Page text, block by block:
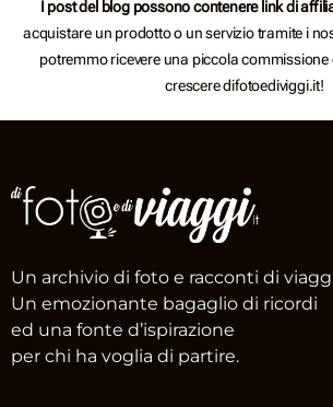
I post del blog possono contenere link di
acquistare un prodotto o un servizio tramite i
potremmo ricevere una piccola commissione
crescere difotoediviggi.it!
Un archivio di foto e racconti di
Un emozionante bagaglio di ricordi
ed una fonte d’ispirazione
per chi ha voglia di partire.